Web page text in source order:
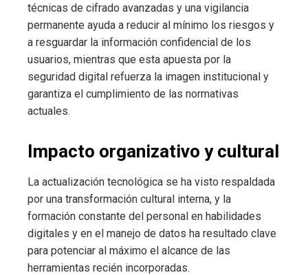
técnicas de cifrado avanzadas y una vigilancia
permanente ayuda a reducir al mínimo los riesgos y
a resguardar la información confidencial de los
usuarios, mientras que esta apuesta por la
seguridad digital refuerza la imagen institucional y
garantiza el cumplimiento de las normativas
actuales.
Impacto organizativo y cultural
La actualización tecnológica se ha visto respaldada
por una transformación cultural interna, y la
formación constante del personal en habilidades
digitales y en el manejo de datos ha resultado clave
para potenciar al máximo el alcance de las
herramientas recién incorporadas.